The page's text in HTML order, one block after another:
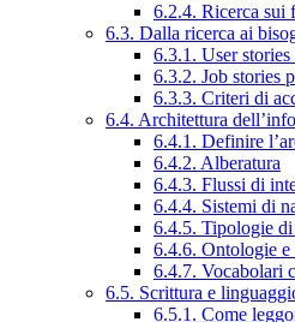
6.2.4. Ricerca sui
6.3. Dalla ricerca ai
6.3.1. User
6.3.2. Job stories
6.3.3. Criteri di
6.4. Architettura
6.4.1. Definire
6.4.2. Alberatura
6.4.3. Flussi di
6.4.4. Sistemi di
6.4.5. Tipologie
6.4.6. Ontologie e
6.4.7. Vocabolari
6.5. Scrittura e
6.5.1. Come